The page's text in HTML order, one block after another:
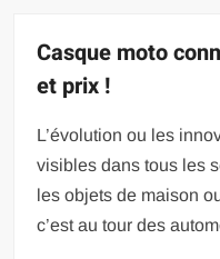
Casque moto
et prix !
L’évolution ou les
visibles dans tous les
les objets de maison
c’est au tour des